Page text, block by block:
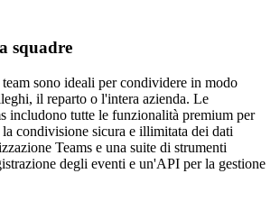
squadre
sono ideali per condividere in modo
il reparto o l'intera azienda. Le
includono tutte le funzionalità premium per
condivisione sicura e illimitata dei dati
Teams e una suite di strumenti
degli eventi e un'API per la gestione